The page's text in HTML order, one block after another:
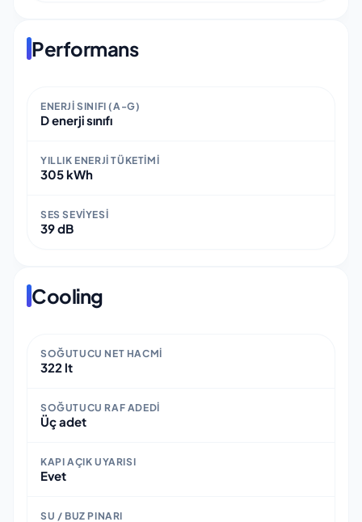
Performans
ENERJI SINIFI (A-G)
D enerji sınıfı
YILLIK ENERJI TÜKETIMI
305 kWh
SES SEVIYESI
39 dB
Cooling
SOĞUTUCU NET HACMI
322 lt
SOĞUTUCU RAF ADEDI
Üç adet
KAPI AÇIK UYARISI
Evet
SU / BUZ PINARI